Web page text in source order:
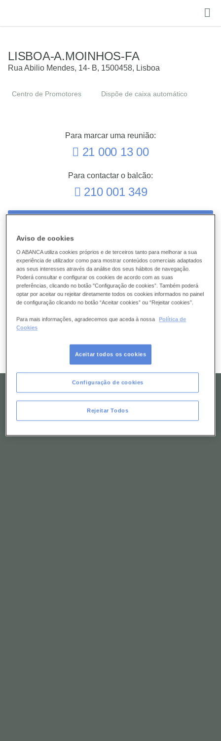
LISBOA-A.MOINHOS-FA
Rua Abilio Mendes, 14- B, 1500458, Lisboa
Centro de Promotores Dispõe de caixa automático
Para marcar uma reunião:
21 000 13 00
Para contactar o balcão:
210 001 349
Horário de funcionamento
Dias úteis das 09:00 às 17:00
Quer que o contactemos?
Diga-nos
feche e veja o mapa
Aviso de cookies
O ABANCA utiliza cookies próprios e de terceiros tanto para melhorar a sua
experiência de utilizador como para mostrar conteúdos comerciais adaptados
aos seus interesses através da análise dos seus hábitos de navegação.
Poderá consultar e configurar os cookies de acordo com as suas
preferências, clicando no botão "Configuração de cookies”. Também poderá
optar por aceitar ou rejeitar diretamente todos os cookies informados no painel
de configuração clicando no botão “Aceitar cookies” ou “Rejeitar cookies”.
Para mais informações, agradecemos que aceda à nossa
Política de
Cookies
Rejeitar Todos
Configuração de cookies
Aceitar todos os cookies